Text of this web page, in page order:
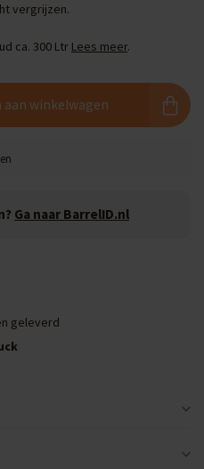
vergrijzen.
ca. 300 Ltr Lees meer.
aan winkelwagen
Ga naar BarrelID.nl
geleverd